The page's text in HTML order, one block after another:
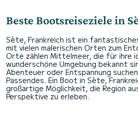
Beste Bootsreiseziele in
Sète, Frankreich ist ein
mit vielen malerischen Orten zum
Orte zählen Mittelmeer, die für ihre
wunderschöne Umgebung bekannt
Abenteuer oder Entspannung
Passendes. Ein Boot in Sète,
großartige Möglichkeit, die Region
Perspektive zu erleben.